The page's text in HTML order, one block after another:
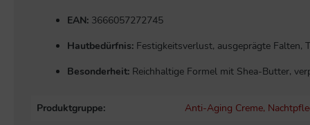
EAN: 3666057272745
Hautbedürfnis: Festigkeitsverlust, ausgeprägte Falten,
Besonderheit: Reichhaltige Formel mit Shea-Butter,
Produktgruppe: Anti-Aging Creme,